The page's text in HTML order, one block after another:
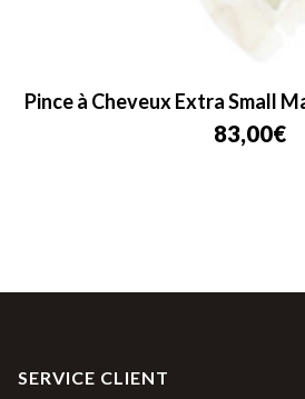
Pince à Cheveux Extra Small
83,00€
SERVICE CLIENT